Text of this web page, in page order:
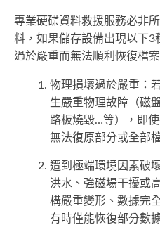
專業硬碟資料救援服務必非
料，如果儲存設備出現以下3
過於嚴重而無法順利恢復檔案
物理損壞過於嚴重：
生嚴重物理故障（磁
路板燒毀…等），即
無法復原部分或全部
遭到極端環境因素破
洪水、強磁場干擾或
構嚴重變形、數據完
有時僅能恢復部分數